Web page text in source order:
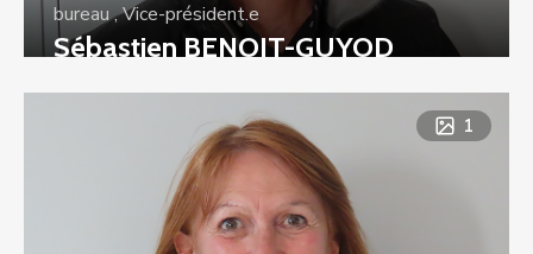
bureau,Vice-président.e
Sébastien BENOIT-GUYOD
1